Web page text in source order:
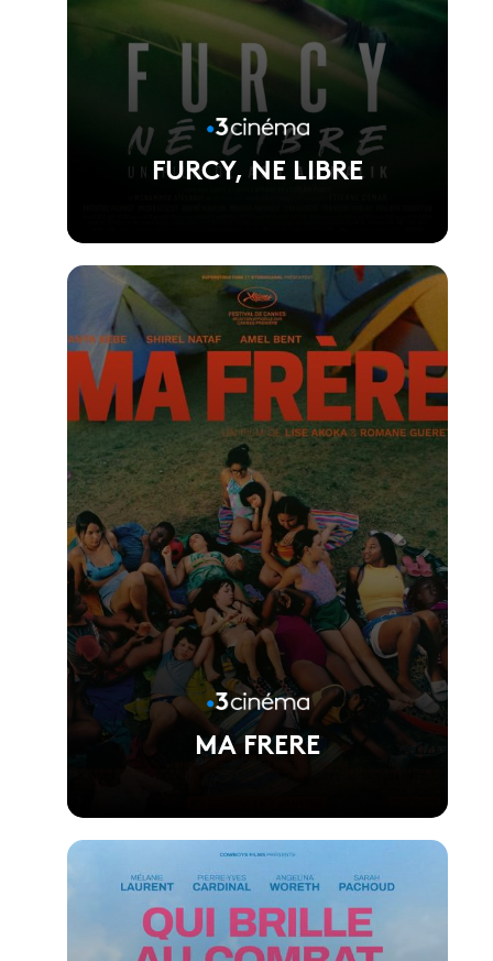
FURCY, NE LIBRE
Voir la fiche du film
MA FRERE
Voir la fiche du film